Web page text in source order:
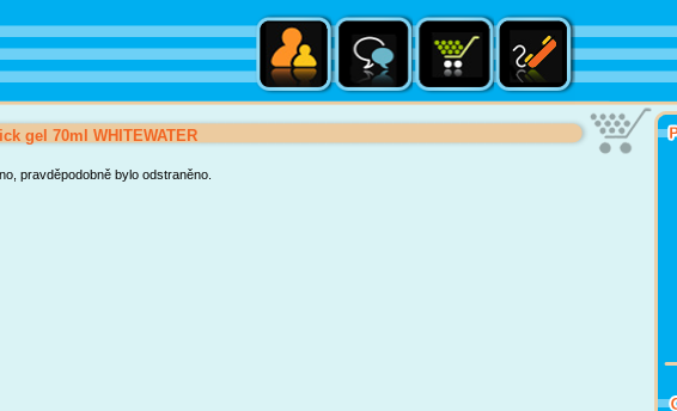
gel 70ml WHITEWATER
pravděpodobně bylo odstraněno.